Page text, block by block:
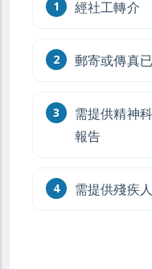
經社工轉介
郵寄或傳真
需提供精神
報告
需提供殘疾